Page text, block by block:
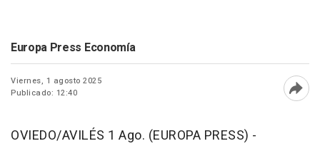
Europa Press Economía
Viernes, 1 agosto 2025
Publicado: 12:40
OVIEDO/AVILÉS 1 Ago. (EUROPA PRESS) -